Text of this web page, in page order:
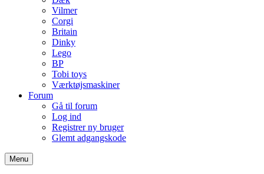
Vilmer
Corgi
Britain
Dinky
Lego
BP
Tobi toys
Værktøjsmaskiner
Forum
Gå til forum
Log ind
Registrer ny bruger
Glemt adgangskode
Menu